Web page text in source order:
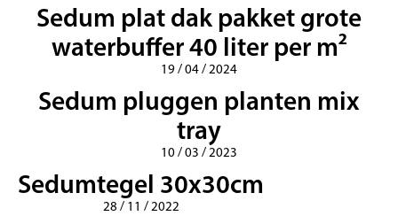
Sedum plat dak pakket grote
waterbuffer 40 liter per m²
19 / 04 / 2024
Sedum pluggen planten mix
tray
10 / 03 / 2023
Sedumtegel 30x30cm
28 / 11 / 2022